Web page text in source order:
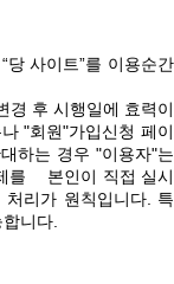
사이트”를 이용순간
후 시행일에 효력이
"회원"가입신청 페이
하는 경우 "이용자"는
를 본인이 직접 실시
리가 원칙입니다. 특
니다.